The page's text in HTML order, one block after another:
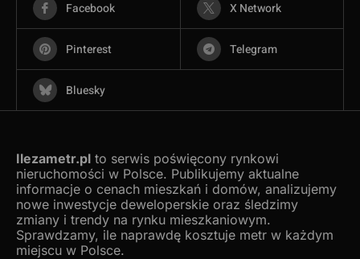
Facebook X Network
Pinterest Telegram
Bluesky
Ilezametr.pl to serwis poświęcony rynkowi
nieruchomości w Polsce. Publikujemy aktualne
informacje o cenach mieszkań i domów, analizujemy
nowe inwestycje deweloperskie oraz śledzimy
zmiany i trendy na rynku mieszkaniowym.
Sprawdzamy, ile naprawdę kosztuje metr w każdym
miejscu w Polsce.